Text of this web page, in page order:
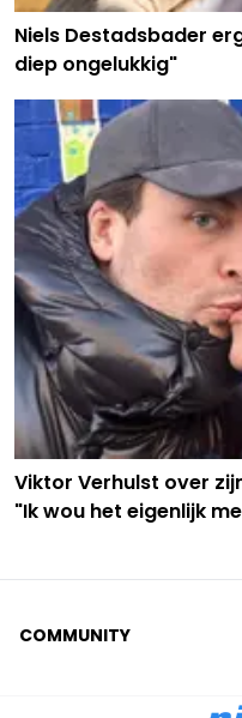
Niels Destadsbader
diep ongelukkig"
Viktor Verhulst over
"Ik wou het eigenlijk
COMMUNITY